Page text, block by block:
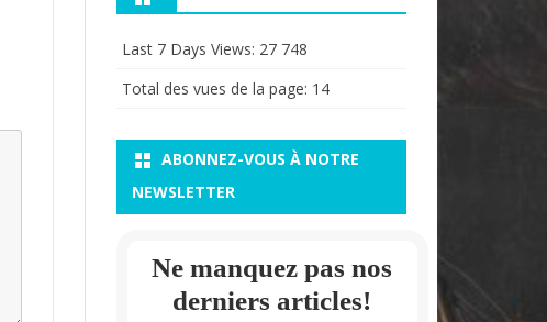
Last 7 Days Views: 27 748
Total des vues de la page: 14
ABONNEZ-VOUS À NOTRE
NEWSLETTER
Ne manquez pas nos
derniers articles!